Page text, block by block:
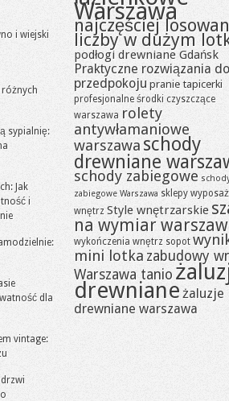
i wiejski
różnych
sypialnię:
Jak
i
dla
vintage:
Warszawa
najczęściej
liczby w dużym
podłogi drewniane Gdańsk
Praktyczne rozwiązania do
przedpokoju pranie tapicerki
profesjonalne środki czyszczące
warszawa rolety
antywłamaniowe
warszawa schody
drewniane
schody zabiegowe
zabiegowe Warszawa sklepy
wnętrz Style wnętrzarskie
na wymiar
wykończenia wnętrz sopot
mini lotka zabudowy
Warszawa tanio
drewniane żaluzje
drewniane warszawa